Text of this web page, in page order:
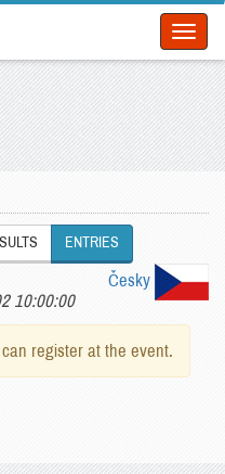
ENTRIES
Česky
10:00:00
register at the event.